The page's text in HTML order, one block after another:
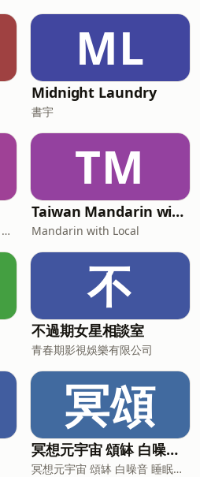
是難事，我們在
滿足你的需求：
@hot.englishtopics
Hsu、Lisa Zhang、
Cheung、Alice
、Derek Tu
ML
Midnight Laundry
書宇
黃星樺｜知識．文化．音樂．閱讀．讀書．聽書．說書
TM
Taiwan Mandarin with Local Podcast
Mandarin with Local
不
不過期女星相談室
青春期影視娛樂有限公司
冥頌
冥想元宇宙 頌缽 白噪音 睡眠音樂
冥想元宇宙 頌缽 白噪音 睡眠音樂